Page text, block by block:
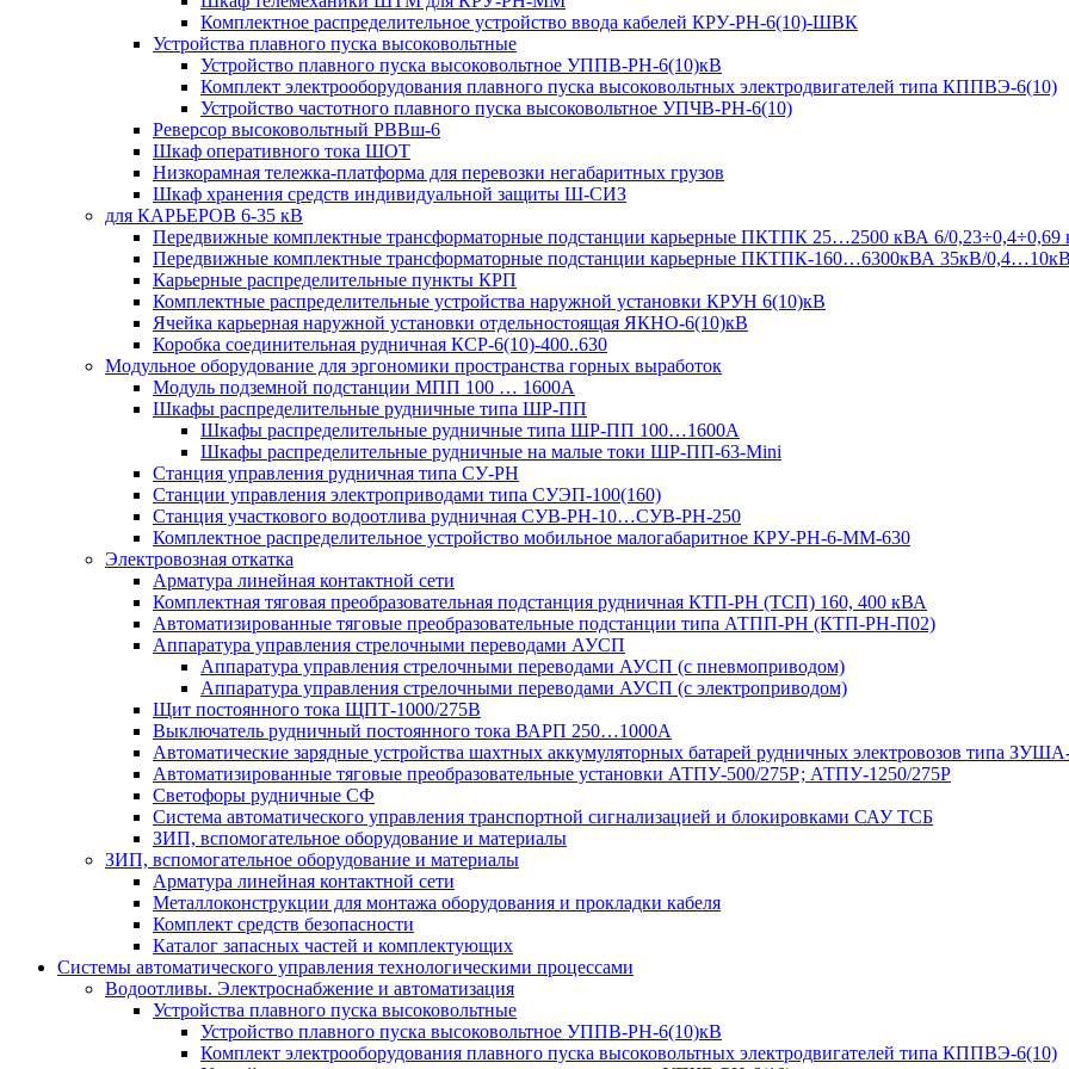
Комплектное распределительное устройство ввода кабелей КРУ-РН-6(10)-ШВК
Устройства плавного пуска высоковольтные
Устройство плавного пуска высоковольтное УППВ-РН-6(10)кВ
Комплект электрооборудования плавного пуска высоковольтных электродвигателей типа КППВЭ-6(10)
Устройство частотного плавного пуска высоковольтное УПЧВ-РН-6(10)
Реверсор высоковольтный РВВш-6
Шкаф оперативного тока ШОТ
Низкорамная тележка-платформа для перевозки негабаритных грузов
Шкаф хранения средств индивидуальной защиты Ш-СИЗ
для КАРЬЕРОВ 6-35 кВ
Передвижные комплектные трансформаторные подстанции карьерные ПКТПК 25…2500 кВА 6/0,23÷0,4÷0,69
Передвижные комплектные трансформаторные подстанции карьерные ПКТПК-160…6300кВА 35кВ/
Карьерные распределительные пункты КРП
Комплектные распределительные устройства наружной установки КРУН 6(10)кВ
Ячейка карьерная наружной установки отдельностоящая ЯКНО-6(10)кВ
Коробка соединительная рудничная КСР-6(10)-400..630
Модульное оборудование для эргономики пространства горных выработок
Модуль подземной подстанции МПП 100 … 1600А
Шкафы распределительные рудничные типа ШР-ПП
Шкафы распределительные рудничные типа ШР-ПП 100…1600А
Шкафы распределительные рудничные на малые токи ШР-ПП-63-Mini
Станция управления рудничная типа СУ-РН
Станции управления электроприводами типа СУЭП-100(160)
Станция участкового водоотлива рудничная СУВ-РН-10…СУВ-РН-250
Комплектное распределительное устройство мобильное малогабаритное КРУ-РН-6-ММ-630
Электровозная откатка
Арматура линейная контактной сети
Комплектная тяговая преобразовательная подстанция рудничная КТП-РН (ТСП) 160, 400 кВА
Автоматизированные тяговые преобразовательные подстанции типа АТПП-РН (КТП-РН-П02)
Аппаратура управления стрелочными переводами АУСП
Аппаратура управления стрелочными переводами АУСП (с пневмоприводом)
Аппаратура управления стрелочными переводами АУСП (с электроприводом)
Щит постоянного тока ЩПТ-1000/275В
Выключатель рудничный постоянного тока ВАРП 250…1000А
Автоматические зарядные устройства шахтных аккумуляторных батарей рудничных электровозов типа
Автоматизированные тяговые преобразовательные установки АТПУ-500/275Р; АТПУ-1250/275Р
Светофоры рудничные СФ
Система автоматического управления транспортной сигнализацией и блокировками САУ ТСБ
ЗИП, вспомогательное оборудование и материалы
ЗИП, вспомогательное оборудование и материалы
Арматура линейная контактной сети
Металлоконструкции для монтажа оборудования и прокладки кабеля
Комплект средств безопасности
Каталог запасных частей и комплектующих
Системы автоматического управления технологическими процессами
Водоотливы. Электроснабжение и автоматизация
Устройства плавного пуска высоковольтные
Устройство плавного пуска высоковольтное УППВ-РН-6(10)кВ
Комплект электрооборудования плавного пуска высоковольтных электродвигателей типа КППВЭ-6(10)